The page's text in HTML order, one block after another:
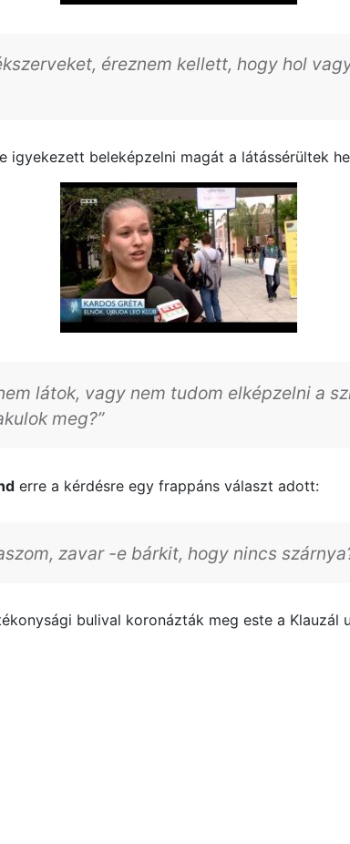
éreznem kellett, hogy hol
igyekezett beleképzelni magát a látássérültek
látok, vagy nem tudom elképzelni a
meg?”
erre a kérdésre egy frappáns választ adott:
zavar -e bárkit, hogy nincs
bulival koronázták meg este a Klauzál